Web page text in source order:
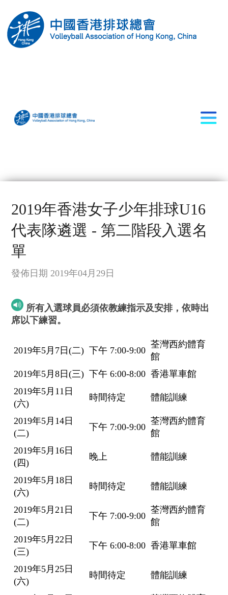
2019年香港女子少年排球U16
代表隊遴選 - 第二階段入選名
單
發佈日期 2019年04月29日
所有入選球員必須依教練指示及安排，依時出
席以下練習。
2019年5月7日(二) 下午 7:00-9:00
荃灣西約體育
館
2019年5月8日(三) 下午 6:00-8:00 香港單車館
2019年5月11日
(六)
時間待定 體能訓練
2019年5月14日
(二)
下午 7:00-9:00
荃灣西約體育
館
2019年5月16日
(四)
晚上 體能訓練
2019年5月18日
(六)
時間待定 體能訓練
2019年5月21日
(二)
下午 7:00-9:00
荃灣西約體育
館
2019年5月22日
(三)
下午 6:00-8:00 香港單車館
2019年5月25日
(六)
時間待定 體能訓練